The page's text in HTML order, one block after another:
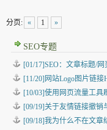
分页: « 1 »
SEO专题
[01/17]SEO：文章标题/
[11/20]网站Logo图片链
[10/03]使用网页流量工具
[09/19]关于友情链接撤销
[09/18]我为什么不在文章